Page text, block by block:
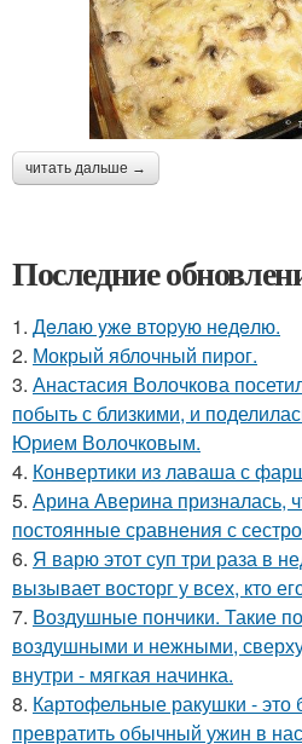
читать дальше →
Последние
1. Дeлaю yжe втopую нeдeлю.
2. Мокрый яблочный пирог.
3. Анастасия Волочкова
побыть с близкими, и
Юрием Волочковым.
4. Конвертики из лаваша с
5. Арина Аверина призналась,
постоянные сравнения с
6. Я варю этот суп три раза в
вызывает восторг у всех, кто
7. Воздушные пончики. Такие
воздушными и нежными,
внутри - мягкая начинка.
8. Картофельные ракушки - это
превратить обычный ужин в